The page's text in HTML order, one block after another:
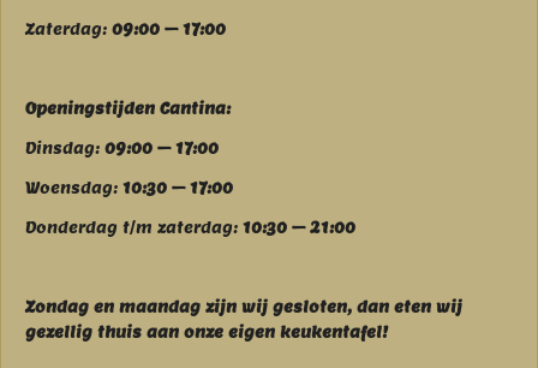
Zaterdag: 09:00 – 17:00
Openingstijden Cantina:
Dinsdag: 09:00 – 17:00
Woensdag: 10:30 – 17:00
Donderdag t/m zaterdag: 10:30 – 21:00
Zondag en maandag zijn wij gesloten, dan eten wij
gezellig thuis aan onze eigen keukentafel!